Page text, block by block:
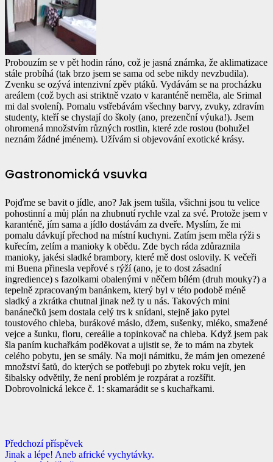
Probouzím se v pět hodin ráno, což je jasná známka, že aklimatizace
stále probíhá (tak brzo jsem se sama od sebe nikdy nevzbudila).
Zvenku se ozývá intenzivní zpěv ptáků. Vydávám se na procházku
areálem (což bych asi striktně vzato v karanténě neměla, ale Srimal
mi dal svolení). Pomalu vstřebávám všechny barvy, zvuky, zdravím
studenty, kteří se chystají do školy (ano, prezenční výuka!). Jsem
ohromená množstvím různých rostlin, které zde rostou (bohužel
neznám žádné jménem). Užívám si objevování exotické krásy.
Gastronomická vsuvka
Pojďme se bavit o jídle, ano? Jak jsem tušila, všichni jsou tu velice
pohostinní a můj plán na zhubnutí rychle vzal za své. Protože jsem v
karanténě, jím sama a jídlo dostávám za dveře. Myslím, že mi
pomalu dávkují přechod na místní kuchyni. Zatím jsem měla rýži s
kuřecím, zelím a manioky k obědu. Zde bych ráda zdůraznila
manioky, jakési sladké brambory, které mě dost oslovily. K večeři
mi Buena přinesla vepřové s rýží (ano, je to dost zásadní
ingredience) s fazolkami obalenými v něčem bílém (druh mouky?) a
tepelně zpracovaným banánkem, který byl v této podobě méně
sladký a zkrátka chutnal jinak než ty u nás. Takových mini
banánečků jsem dostala celý trs k snídani, stejně jako pytel
toustového chleba, burákové máslo, džem, sušenky, mléko, smažené
vejce a šunku, floru, cereálie a topinkovač na chleba. Když jsem pak
šla paním kuchařkám poděkovat a ujistit se, že to mám na zbytek
celého pobytu, jen se smály. Na moji námitku, že mám jen omezené
množství šatů, do kterých se potřebuji po zbytek roku vejít, jen
šibalsky odvětily, že není problém je rozpárat a rozšířit.
Dobrovolnická lekce č. 1: skamarádit se s kuchařkami.
Předchozí příspěvek
Jinak a lépe! Aneb africké vychytávky.